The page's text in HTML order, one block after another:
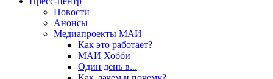
Новости
Анонсы
Медиапроекты МАИ
Как это работает?
МАИ Хобби
Один день в...